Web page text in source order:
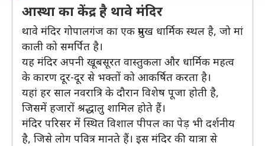
आस्था का केंद्र है थावे मंदिर
थावे मंदिर गोपालगंज का एक प्रमुख धार्मिक स्थल है, जो मां
काली को समर्पित है।
यह मंदिर अपनी खूबसूरत वास्तुकला और धार्मिक महत्व
के कारण दूर-दूर से भक्तों को आकर्षित करता है।
यहां हर साल नवरात्रि के दौरान विशेष पूजा होती है,
जिसमें हजारों श्रद्धालु शामिल होते हैं।
मंदिर परिसर में स्थित विशाल पीपल का पेड़ भी दर्शनीय
है, जिसे लोग पवित्र मानते हैं। इस मंदिर की यात्रा से